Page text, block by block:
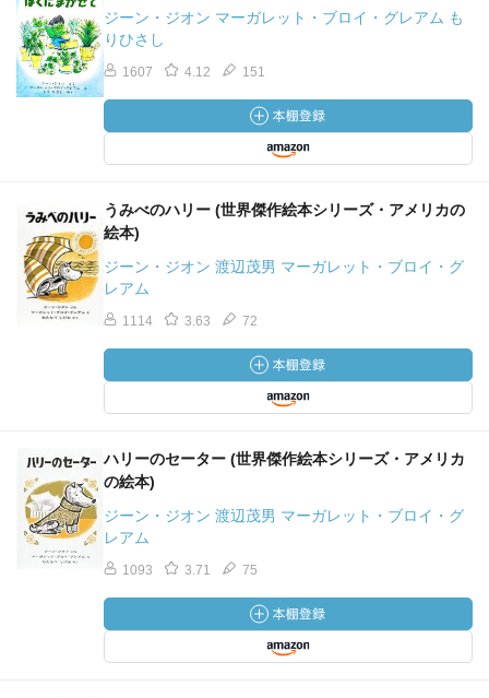
ジーン・ジオン マーガレット・ブロイ・グレアム も
りひさし
1607 4.12 151
うみべのハリー (世界傑作絵本シリーズ・アメリカの
絵本)
ジーン・ジオン 渡辺茂男 マーガレット・ブロイ・グ
レアム
1114 3.63 72
ハリーのセーター (世界傑作絵本シリーズ・アメリカ
の絵本)
ジーン・ジオン 渡辺茂男 マーガレット・ブロイ・グ
レアム
1093 3.71 75